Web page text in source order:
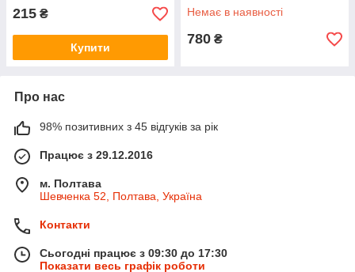
215 ₴
Купити
Немає в наявності
780 ₴
Про нас
98% позитивних з 45 відгуків за рік
Працює з 29.12.2016
м. Полтава
Шевченка 52, Полтава, Україна
Контакти
Сьогодні працює з 09:30 до 17:30
Показати весь графік роботи